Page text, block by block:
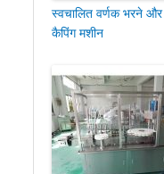
स्वचालित वर्णक भरने और
कैपिंग मशीन